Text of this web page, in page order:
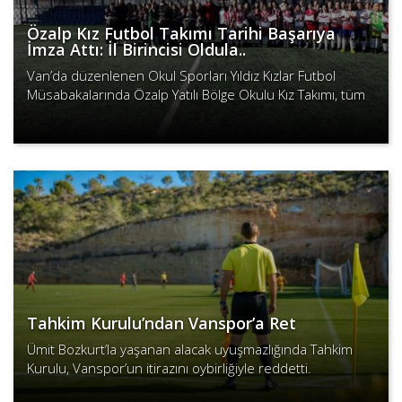
Özalp Kız Futbol Takımı Tarihi Başarıya
İmza Attı: İl Birincisi Oldula..
Van’da düzenlenen Okul Sporları Yıldız Kızlar Futbol
Müsabakalarında Özalp Yatılı Bölge Okulu Kız Takımı, tüm
maçlarını kazanarak penaltılarla il birincisi oldu...
Tahkim Kurulu’ndan Vanspor’a Ret
Ümit Bozkurt’la yaşanan alacak uyuşmazlığında Tahkim
Kurulu, Vanspor’un itirazını oybirliğiyle reddetti.